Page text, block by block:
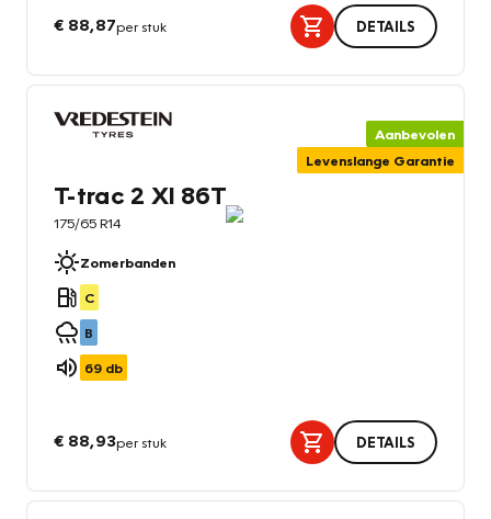
€ 88,87per stuk DETAILS
Aanbevolen
Levenslange Garantie
T-trac 2 Xl 86T
175/65 R14
Zomerbanden
C
B
69 db
€ 88,93per stuk DETAILS